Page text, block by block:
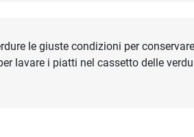
le giuste condizioni per
lavare i piatti nel cassetto delle